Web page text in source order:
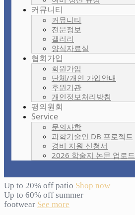
커뮤니티
커뮤니티
전문정보
갤러리
양식자료실
협회가입
회원가입
단체/개인 가입안내
후원기관
개인정보처리방침
평의원회
Service
문의사항
과학기술인 DB 프로젝트
경비 지원 신청서
2026 학술지 논문 업로드
Up to 20% off patio Shop now
Up to 60% off summer
footwear See more